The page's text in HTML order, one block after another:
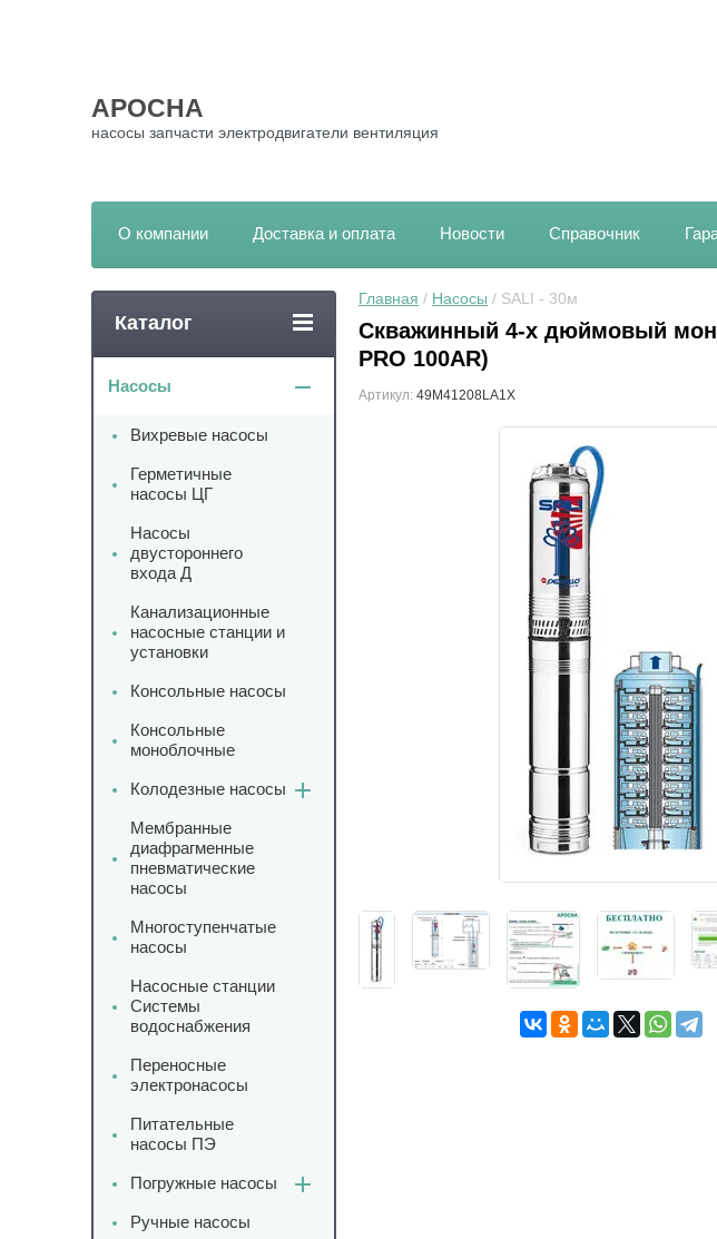
АРОСНА
насосы запчасти электродвигатели вентиляция
О компании Доставка и оплата Новости Справочник
Главная / Насосы / SALI - 30м
Скважинный 4-х дюймовый
PRO 100AR)
Артикул: 49M41208LA1X
Каталог
Насосы
Вихревые насосы
Герметичные
насосы ЦГ
Насосы
двустороннего
входа Д
Канализационные
насосные станции и
установки
Консольные насосы
Консольные
моноблочные
Колодезные насосы
Мембранные
диафрагменные
пневматические
насосы
Многоступенчатые
насосы
Насосные станции
Системы
водоснабжения
Переносные
электронасосы
Питательные
насосы ПЭ
Погружные насосы
Ручные насосы